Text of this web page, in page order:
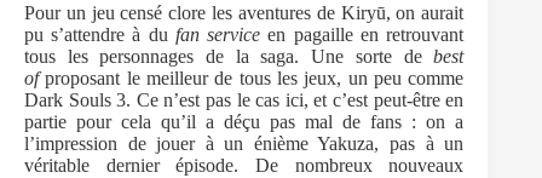
Pour un jeu censé clore les aventures de Kiryū, on aurait
pu s’attendre à du fan service en pagaille en retrouvant
tous les personnages de la saga. Une sorte debest
ofproposant le meilleur de tous les jeux, un peu comme
Dark Souls 3. Ce n’est pas le cas ici, et c’est peut-être en
partie pour cela qu’il a déçu pas mal de fans : on a
l’impression de jouer à un énième Yakuza, pas à un
véritable dernier épisode. De nombreux nouveaux